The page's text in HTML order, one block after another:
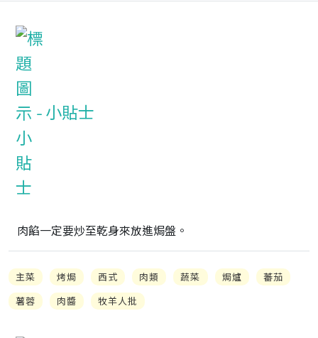
小貼士
肉餡一定要炒至乾身來放進焗盤。
主菜 烤焗 西式 肉類 蔬菜 焗爐
蕃茄
薯蓉
肉醬 牧羊人批